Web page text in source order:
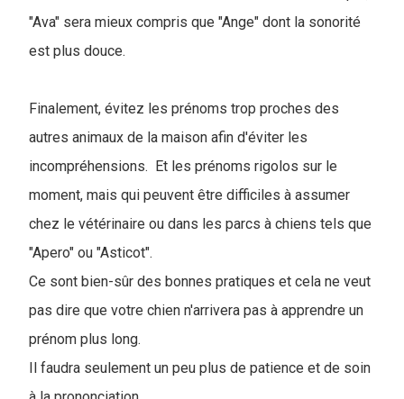
"Ava" sera mieux compris que "Ange" dont la sonorité
est plus douce.
Finalement, évitez les prénoms trop proches des
autres animaux de la maison afin d'éviter les
incompréhensions. Et les prénoms rigolos sur le
moment, mais qui peuvent être difficiles à assumer
chez le vétérinaire ou dans les parcs à chiens tels que
"Apero" ou "Asticot".
Ce sont bien-sûr des bonnes pratiques et cela ne veut
pas dire que votre chien n'arrivera pas à apprendre un
prénom plus long.
Il faudra seulement un peu plus de patience et de soin